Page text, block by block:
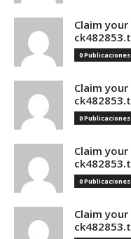
Claim
0 Publicaciones
Claim
0 Publicaciones
Claim
0 Publicaciones
Claim